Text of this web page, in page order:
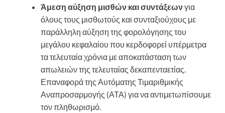
Άμεση αύξηση μισθών και συντάξεωνγια
όλους τους μισθωτούς και συνταξιούχους με
παράλληλη αύξηση της φορολόγησης του
μεγάλου κεφαλαίου που κερδοφορεί υπέρμετρα
τα τελευταία χρόνια με αποκατάσταση των
απωλειών της τελευταίας δεκαπενταετίας.
Επαναφορά της Αυτόματης Τιμαριθμικής
Αναπροσαρμογής (ΑΤΑ) για να αντιμετωπίσουμε
τον πληθωρισμό.